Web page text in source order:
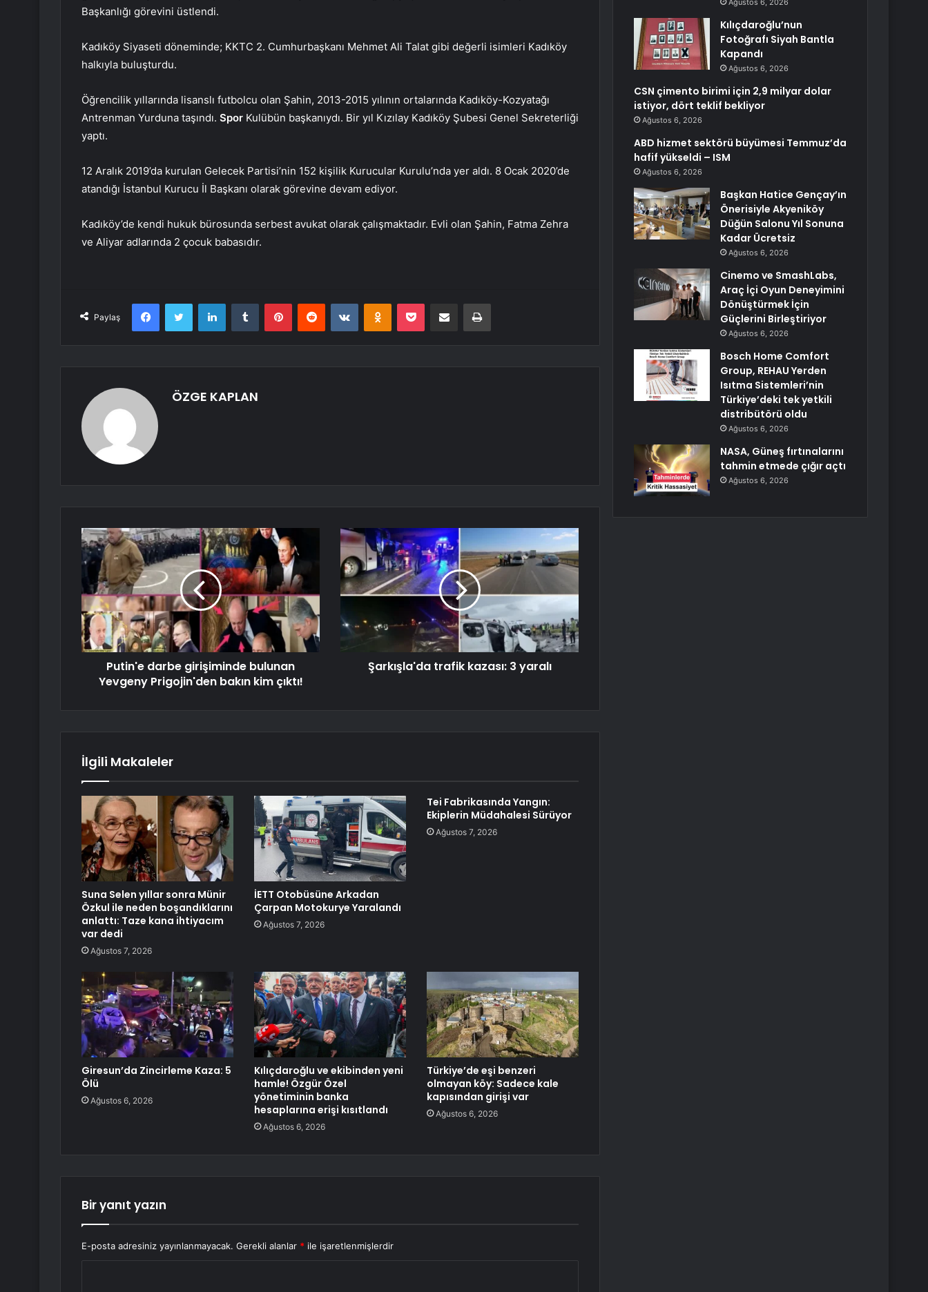
Başkanlığı görevini üstlendi.
Kadıköy Siyaseti döneminde; KKTC 2. Cumhurbaşkanı Mehmet Ali Talat gibi değerli isimleri Kadıköy
halkıyla buluşturdu.
Öğrencilik yıllarında lisanslı futbolcu olan Şahin, 2013-2015 yılının ortalarında Kadıköy-Kozyatağı
Antrenman Yurduna taşındı. Spor Kulübün başkanıydı. Bir yıl Kızılay Kadıköy Şubesi Genel Sekreterliği
yaptı.
12 Aralık 2019’da kurulan Gelecek Partisi’nin 152 kişilik Kurucular Kurulu’nda yer aldı. 8 Ocak 2020’de
atandığı İstanbul Kurucu İl Başkanı olarak görevine devam ediyor.
Kadıköy’de kendi hukuk bürosunda serbest avukat olarak çalışmaktadır. Evli olan Şahin, Fatma Zehra
ve Aliyar adlarında 2 çocuk babasıdır.
Paylaş
FacebookTwitter LinkedInTumblr PinterestReddit VKontakteOdnoklassniki
Pocket E-Posta ile paylaş Yazdır
ÖZGE KAPLAN
Putin'e darbe girişiminde bulunan
Yevgeny Prigojin'den bakın kim çıktı!
Şarkışla'da trafik kazası: 3 yaralı
İlgili Makaleler
Suna Selen yıllar sonra Münir
Özkul ile neden boşandıklarını
anlattı: Taze kana ihtiyacım
var dedi
Ağustos 7, 2026
İETT Otobüsüne Arkadan
Çarpan Motokurye Yaralandı
Ağustos 7, 2026
Tei Fabrikasında Yangın:
Ekiplerin Müdahalesi Sürüyor
Ağustos 7, 2026
Giresun’da Zincirleme Kaza: 5
Ölü
Ağustos 6, 2026
Kılıçdaroğlu ve ekibinden yeni
hamle! Özgür Özel
yönetiminin banka
hesaplarına erişi kısıtlandı
Ağustos 6, 2026
Türkiye’de eşi benzeri
olmayan köy: Sadece kale
kapısından girişi var
Ağustos 6, 2026
Bir yanıt yazın
E-posta adresiniz yayınlanmayacak. Gerekli alanlar * ile işaretlenmişlerdir
Ağustos 6, 2026
Kılıçdaroğlu’nun
Fotoğrafı Siyah Bantla
Kapandı
Ağustos 6, 2026
CSN çimento birimi için 2,9 milyar dolar
istiyor, dört teklif bekliyor
Ağustos 6, 2026
ABD hizmet sektörü büyümesi Temmuz’da
hafif yükseldi – ISM
Ağustos 6, 2026
Başkan Hatice Gençay’ın
Önerisiyle Akyeniköy
Düğün Salonu Yıl Sonuna
Kadar Ücretsiz
Ağustos 6, 2026
Cinemo ve SmashLabs,
Araç İçi Oyun Deneyimini
Dönüştürmek İçin
Güçlerini Birleştiriyor
Ağustos 6, 2026
Bosch Home Comfort
Group, REHAU Yerden
Isıtma Sistemleri’nin
Türkiye’deki tek yetkili
distribütörü oldu
Ağustos 6, 2026
NASA, Güneş fırtınalarını
tahmin etmede çığır açtı
Ağustos 6, 2026